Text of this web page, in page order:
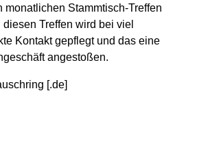
monatlichen Stammtisch-Treffen
Treffen wird bei viel
Kontakt gepflegt und das eine
angestoßen.
[.de]